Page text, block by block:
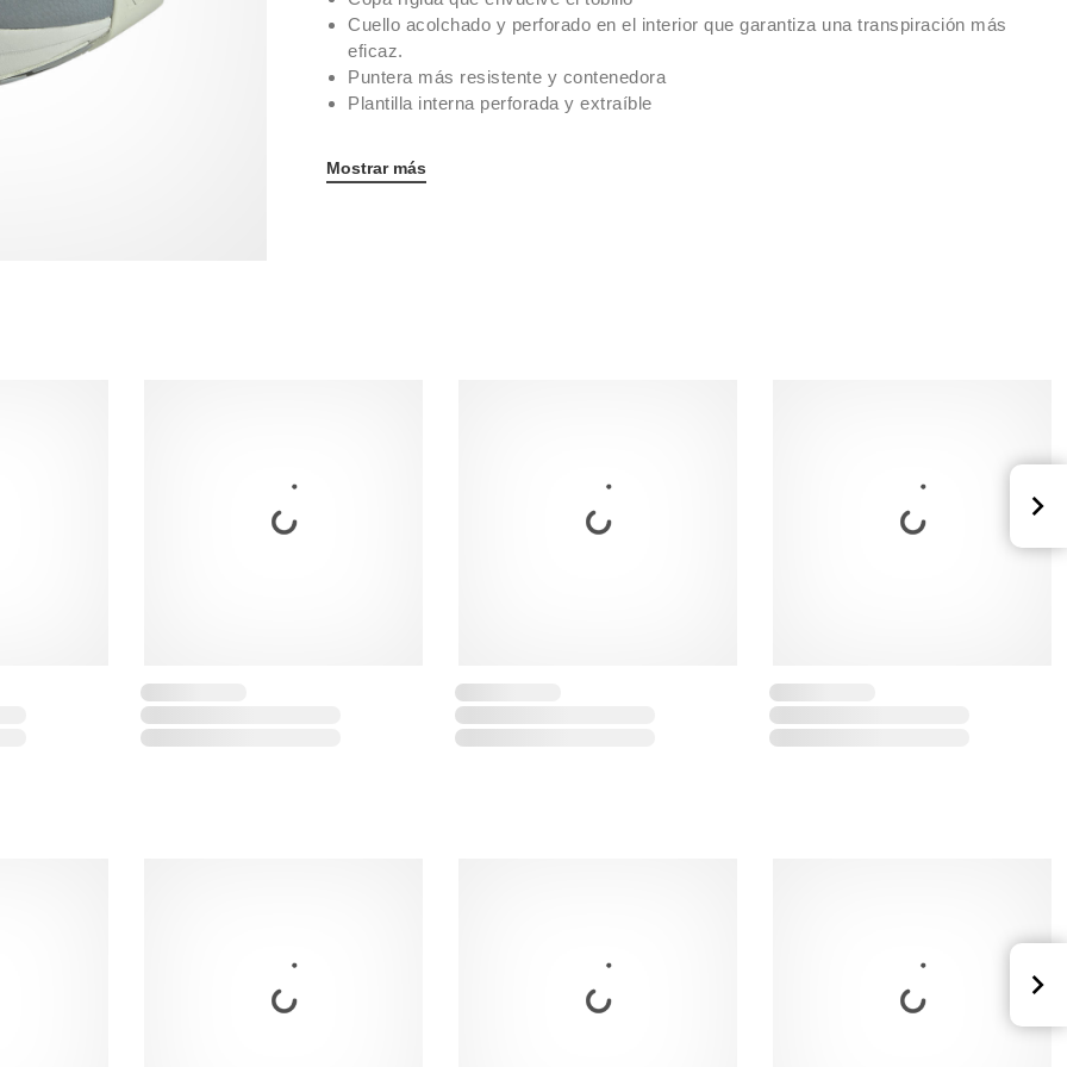
Cuello acolchado y perforado en el interior que garantiza una transpiración más
eficaz.
Puntera más resistente y contenedora
Plantilla interna perforada y extraíble
Mostrar más